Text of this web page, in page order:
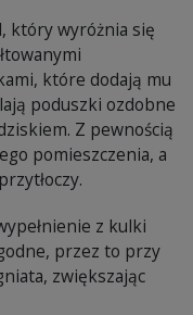
który wyróżnia się
które dodają mu
poduszki ozdobne
Z pewnością
pomieszczenia, a
z kulki
przez to przy
zwiększając